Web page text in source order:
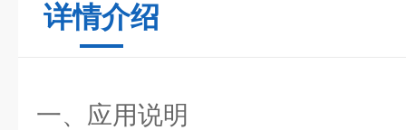
详情介绍
一、应用说明